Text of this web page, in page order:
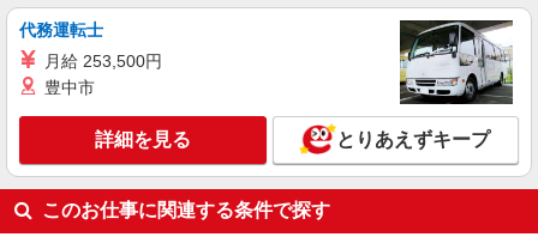
詳細を見る
アルバイト
コンジェ ペイエ アデュー トリステス／フラボア
販売スタッフ
［アルバイト］時給1,225円〜 ※経験者は優遇
します ※試用期間（1ヶ月間）：時給1,225円
神奈川県横浜市西区南幸1-5-1 ジョイナス
代務運転士
月給 253,500円
豊中市
詳細を見る とりあえずキープ
このお仕事に関連する条件で探す